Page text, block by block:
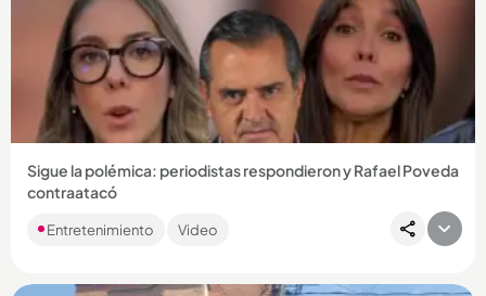
Sigue la polémica: periodistas respondieron y Rafael Poveda
contraatacó
trasladado a las redes y la gente ya hasta le ha sacado
Entretenimiento Video